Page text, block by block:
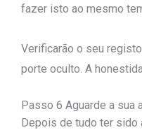
fazer isto ao mesmo
Verificarão o seu
porte oculto. A
Passo 6 Aguarde a sua
Depois de tudo ter sido